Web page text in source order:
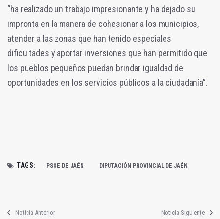
“ha realizado un trabajo impresionante y ha dejado su
impronta en la manera de cohesionar a los municipios,
atender a las zonas que han tenido especiales
dificultades y aportar inversiones que han permitido que
los pueblos pequeños puedan brindar igualdad de
oportunidades en los servicios públicos a la ciudadanía”.
TAGS: PSOE DE JAÉN DIPUTACIÓN PROVINCIAL DE JAÉN
Noticia Anterior Noticia Siguiente